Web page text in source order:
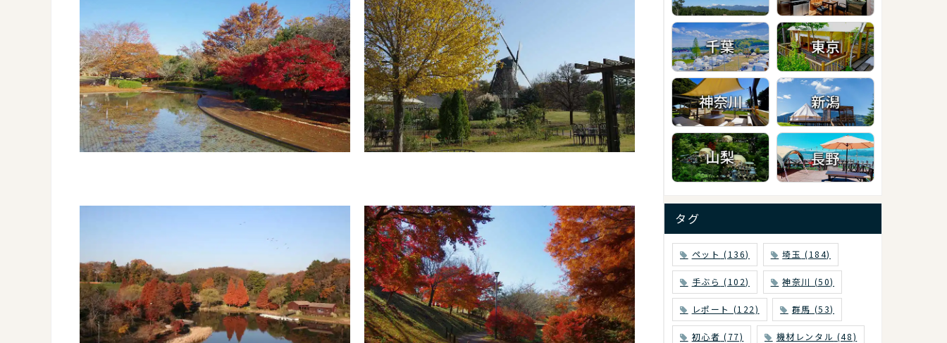
タグ
ペット (136) 埼玉 (184)
手ぶら (102) 神奈川 (50)
レポート (122) 群馬 (53)
初心者 (77) 機材レンタル (48)